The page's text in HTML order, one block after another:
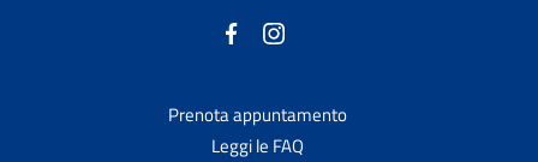
Prenota appuntamento
Leggi le FAQ